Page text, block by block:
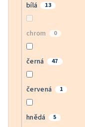
bílá 13
chrom 0
černá 47
červená 1
hnědá 5